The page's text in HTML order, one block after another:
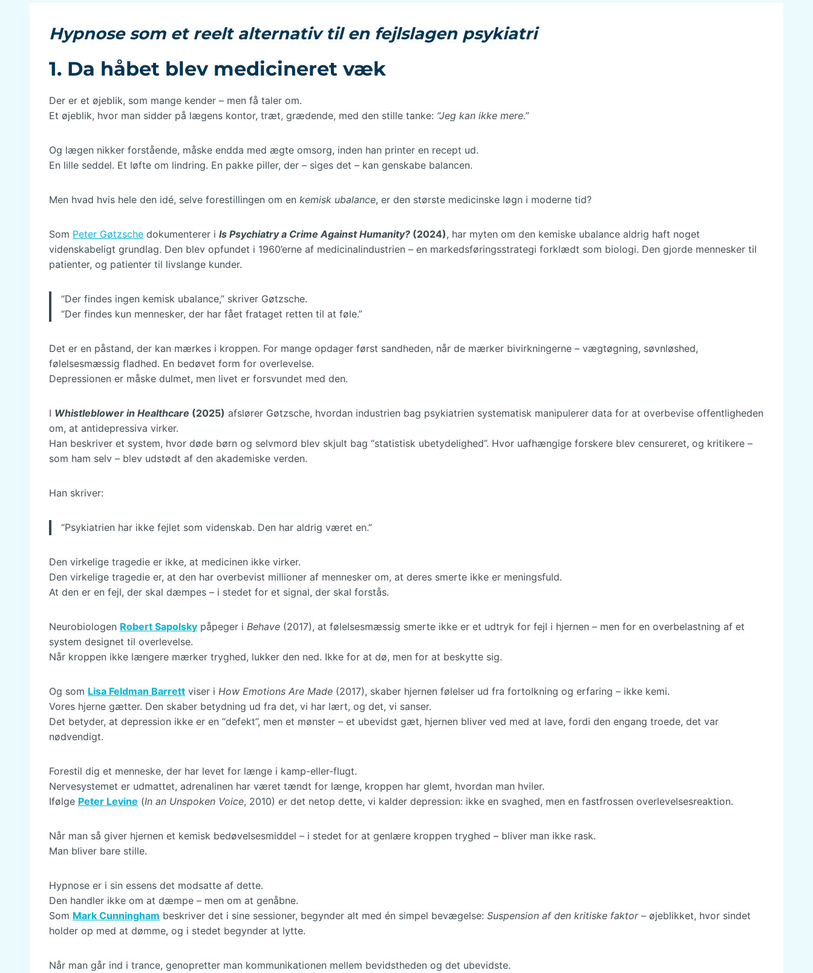
Hypnose som et reelt alternativ til en fejlslagen psykiatri
1. Da håbet blev medicineret væk
Der er et øjeblik, som mange kender – men få taler om.
Et øjeblik, hvor man sidder på lægens kontor, træt, grædende, med den stille tanke: “Jeg kan ikke mere.”
Og lægen nikker forstående, måske endda med ægte omsorg, inden han printer en recept ud.
En lille seddel. Et løfte om lindring. En pakke piller, der – siges det – kan genskabe balancen.
Men hvad hvis hele den idé, selve forestillingen om enkemisk ubalance, er den største medicinske løgn i moderne tid?
Som Peter Gøtzsche dokumenterer iIs Psychiatry a Crime Against Humanity? (2024), har myten om den kemiske ubalance aldrig haft noget
videnskabeligt grundlag. Den blev opfundet i 1960’erne af medicinalindustrien – en markedsføringsstrategi forklædt som biologi. Den gjorde mennesker til
patienter, og patienter til livslange kunder.
“Der findes ingen kemisk ubalance,” skriver Gøtzsche.
“Der findes kun mennesker, der har fået frataget retten til at føle.”
Det er en påstand, der kan mærkes i kroppen. For mange opdager først sandheden, når de mærker bivirkningerne – vægtøgning, søvnløshed,
følelsesmæssig fladhed. En bedøvet form for overlevelse.
Depressionen er måske dulmet, men livet er forsvundet med den.
I Whistleblower in Healthcare (2025) afslører Gøtzsche, hvordan industrien bag psykiatrien systematisk manipulerer data for at overbevise offentligheden
om, at antidepressiva virker.
Han beskriver et system, hvor døde børn og selvmord blev skjult bag “statistisk ubetydelighed”. Hvor uafhængige forskere blev censureret, og kritikere –
som ham selv – blev udstødt af den akademiske verden.
Han skriver:
“Psykiatrien har ikke fejlet som videnskab. Den har aldrig været en.”
Den virkelige tragedie er ikke, at medicinen ikke virker.
Den virkelige tragedie er, at den har overbevist millioner af mennesker om, at deres smerte ikke er meningsfuld.
At den er en fejl, der skal dæmpes – i stedet for et signal, der skal forstås.
Neurobiologen Robert Sapolsky påpeger i Behave (2017), at følelsesmæssig smerte ikke er et udtryk for fejl i hjernen – men for en overbelastning af et
system designet til overlevelse.
Når kroppen ikke længere mærker tryghed, lukker den ned. Ikke for at dø, men for at beskytte sig.
Og som Lisa Feldman Barrett viser i How Emotions Are Made (2017), skaber hjernen følelser ud fra fortolkning og erfaring – ikke kemi.
Vores hjerne gætter. Den skaber betydning ud fra det, vi har lært, og det, vi sanser.
Det betyder, at depression ikke er en “defekt”, men et mønster – et ubevidst gæt, hjernen bliver ved med at lave, fordi den engang troede, det var
nødvendigt.
Forestil dig et menneske, der har levet for længe i kamp-eller-flugt.
Nervesystemet er udmattet, adrenalinen har været tændt for længe, kroppen har glemt, hvordan man hviler.
Ifølge Peter Levine (In an Unspoken Voice, 2010) er det netop dette, vi kalder depression: ikke en svaghed, men en fastfrossen overlevelsesreaktion.
Når man så giver hjernen et kemisk bedøvelsesmiddel – i stedet for at genlære kroppen tryghed – bliver man ikke rask.
Man bliver bare stille.
Hypnose er i sin essens det modsatte af dette.
Den handler ikke om at dæmpe – men om at genåbne.
Som Mark Cunningham beskriver det i sine sessioner, begynder alt med én simpel bevægelse:Suspension af den kritiske faktor– øjeblikket, hvor sindet
holder op med at dømme, og i stedet begynder at lytte.
Når man går ind i trance, genopretter man kommunikationen mellem bevidstheden og det ubevidste.